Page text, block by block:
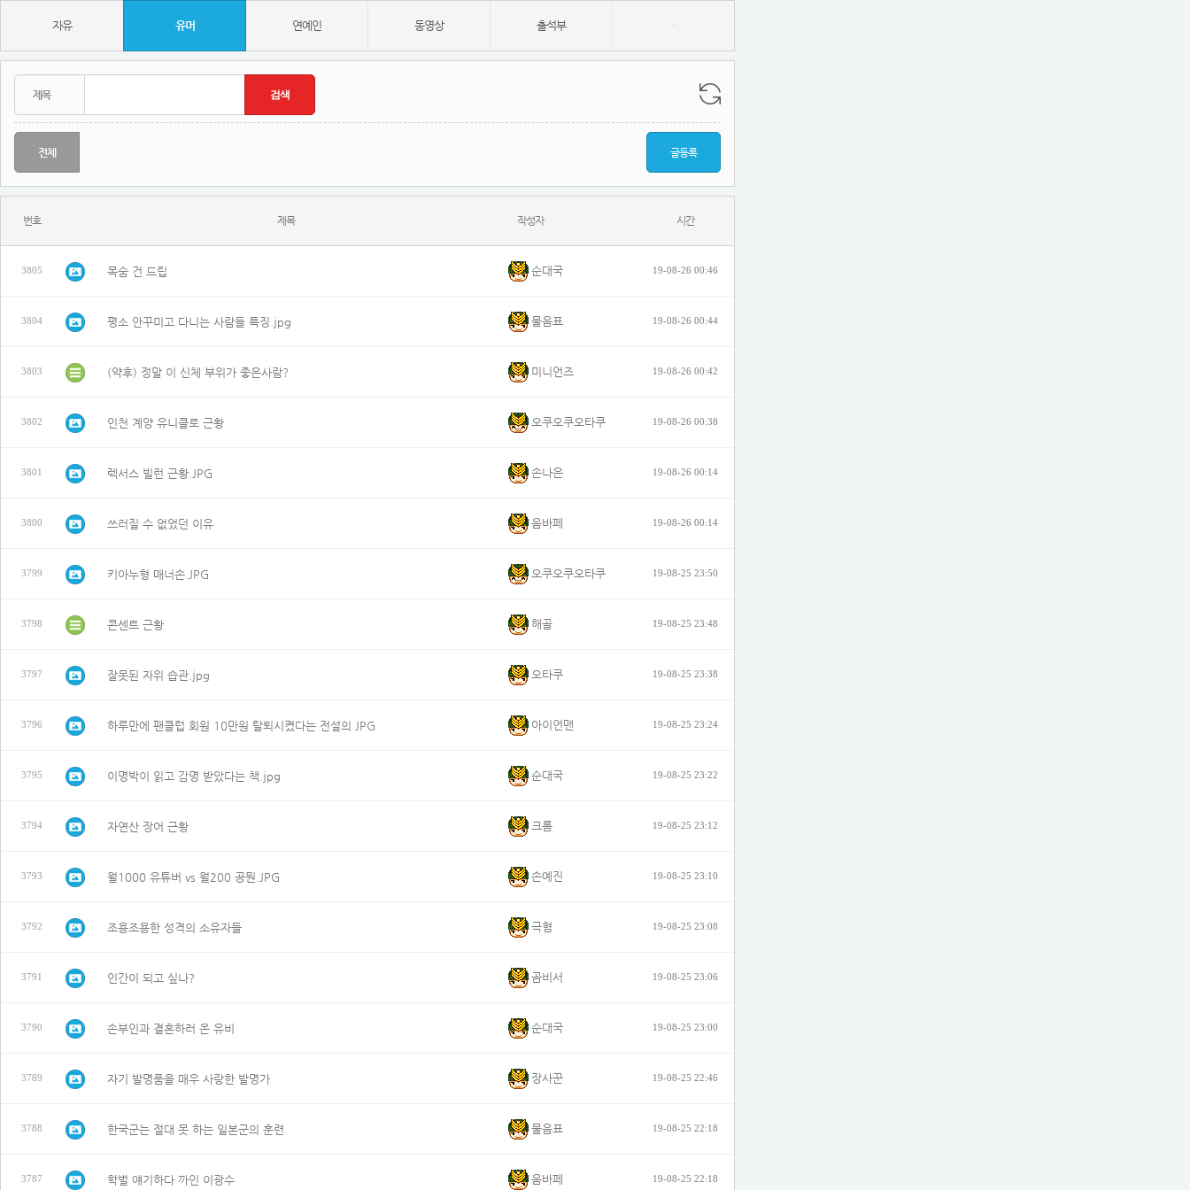
자유 유머 연예인 동영상 출석부 -
전체 글등록
번호 제목 작성자 시간
3805 목숨 건 드립 순대국 19-08-26 00:46
3804 평소 안꾸미고 다니는 사람들 특징.jpg 물음표 19-08-26 00:44
3803 (약후) 정말 이 신체 부위가 좋은사람? 미니언즈 19-08-26 00:42
3802 인천 계양 유니클로 근황 오쿠오쿠오타쿠 19-08-26 00:38
3801 렉서스 빌런 근황.JPG 손나은 19-08-26 00:14
3800 쓰러질 수 없었던 이유 음바페 19-08-26 00:14
3799 키아누형 매너손.JPG 오쿠오쿠오타쿠 19-08-25 23:50
3798 콘센트 근황 해골 19-08-25 23:48
3797 잘못된 자위 습관.jpg 오타쿠 19-08-25 23:38
3796 하루만에 팬클럽 회원 10만원 탈퇴시켰다는 전설의 JPG 아이언맨 19-08-25 23:24
3795 이명박이 읽고 감명 받았다는 책.jpg 순대국 19-08-25 23:22
3794 자연산 장어 근황 크롬 19-08-25 23:12
3793 월1000 유튜버 vs 월200 공뭔.JPG 손예진 19-08-25 23:10
3792 조용조용한 성격의 소유자들 극혐 19-08-25 23:08
3791 인간이 되고 싶나? 곰비서 19-08-25 23:06
3790 손부인과 결혼하러 온 유비 순대국 19-08-25 23:00
3789 자기 발명품을 매우 사랑한 발명가 장사꾼 19-08-25 22:46
3788 한국군는 절대 못 하는 일본군의 훈련 물음표 19-08-25 22:18
3787 학벌 얘기하다 까인 이광수 음바페 19-08-25 22:18